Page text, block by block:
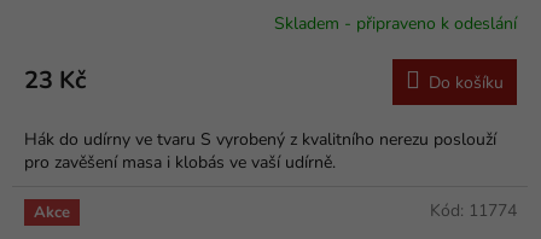
Skladem - připraveno k odeslání
23 Kč Do košíku
Hák do udírny ve tvaru S vyrobený z kvalitního nerezu poslouží
pro zavěšení masa i klobás ve vaší udírně.
Akce Kód: 11774